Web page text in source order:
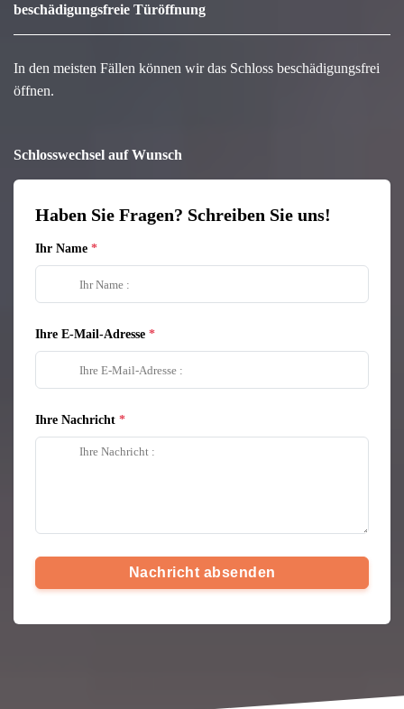
beschädigungsfreie Türöffnung
In den meisten Fällen können wir das Schloss beschädigungsfrei
öffnen.
Schlosswechsel auf Wunsch
Haben Sie Fragen? Schreiben Sie uns!
Ihr Name
Ihre E-Mail-Adresse
Ihre Nachricht
Nachricht absenden